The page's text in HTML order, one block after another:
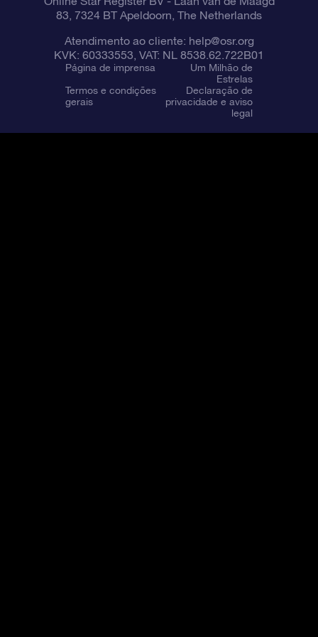
83, 7324 BT Apeldoorn, The Netherlands
Atendimento ao cliente: help@osr.org
KVK: 60333553, VAT: NL 8538.62.722B01
Página de imprensa
Um Milhão de
Estrelas
Termos e condições
gerais
Declaração de
privacidade e aviso
legal